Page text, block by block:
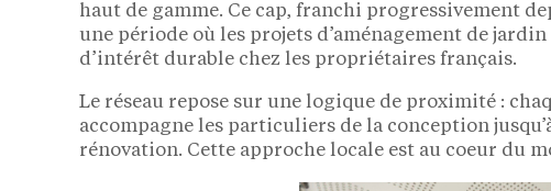
haut de gamme. Ce cap, franchi progressivement
une période où les projets d’aménagement de
d’intérêt durable chez les propriétaires français.
Le réseau repose sur une logique de proximité :
accompagne les particuliers de la conception
rénovation. Cette approche locale est au coeur du